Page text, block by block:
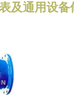
及通用设